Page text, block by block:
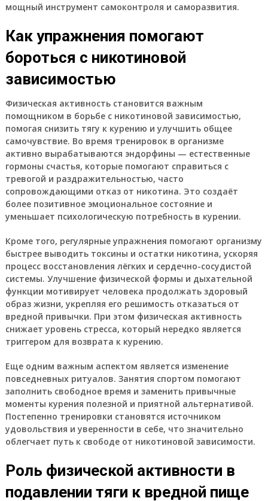
мощный инструмент самоконтроля и саморазвития.
Как упражнения помогают
бороться с никотиновой
зависимостью
Физическая активность становится важным
помощником в борьбе с никотиновой зависимостью,
помогая снизить тягу к курению и улучшить общее
самочувствие. Во время тренировок в организме
активно вырабатываются эндорфины — естественные
гормоны счастья, которые помогают справиться с
тревогой и раздражительностью, часто
сопровождающими отказ от никотина. Это создаёт
более позитивное эмоциональное состояние и
уменьшает психологическую потребность в курении.
Кроме того, регулярные упражнения помогают организму
быстрее выводить токсины и остатки никотина, ускоряя
процесс восстановления лёгких и сердечно-сосудистой
системы. Улучшение физической формы и дыхательной
функции мотивирует человека продолжать здоровый
образ жизни, укрепляя его решимость отказаться от
вредной привычки. При этом физическая активность
снижает уровень стресса, который нередко является
триггером для возврата к курению.
Еще одним важным аспектом является изменение
повседневных ритуалов. Занятия спортом помогают
заполнить свободное время и заменить привычные
моменты курения полезной и приятной альтернативой.
Постепенно тренировки становятся источником
удовольствия и уверенности в себе, что значительно
облегчает путь к свободе от никотиновой зависимости.
Роль физической активности в
подавлении тяги к вредной пище